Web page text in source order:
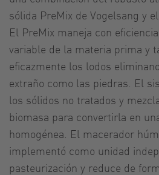
sólida PreMix de Vogelsang y
El PreMix maneja con
variable de la materia prima y
eficazmente los lodos
extraño como las piedras. El
los sólidos no tratados y
biomasa para convertirla en
homogénea. El macerador
implementó como unidad
pasteurización y reduce de